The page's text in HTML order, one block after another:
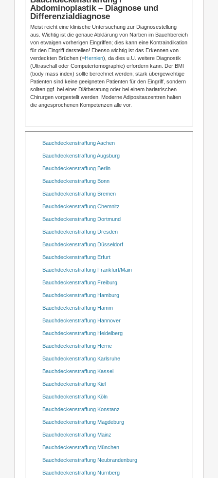
Abdominoplastik – Diagnose und
Differenzialdiagnose
Meist reicht eine klinische Untersuchung zur Diagnosestellung
aus. Wichtig ist die genaue Abklärung von Narben im Bauchbereich
von etwaigen vorherigen Eingriffen; dies kann eine Kontraindikation
für den Eingriff darstellen! Ebenso wichtig ist das Erkennen von
verdeckten Brüchen (=Hernien), da dies u.U. weitere Diagnostik
(Ultraschall oder Computertomographie) erfordern kann. Der BMI
(body mass index) sollte berechnet werden; stark übergewichtige
Patienten sind keine geeigneten Patienten für den Eingriff, sondern
sollten ggf. bei einer Diätberatung oder bei einem bariatrischen
Chirurgen vorgestellt werden. Moderne Adipositaszentren halten
die angesprochenen Kompetenzen alle vor.
Bauchdeckenstraffung Aachen
Bauchdeckenstraffung Augsburg
Bauchdeckenstraffung Berlin
Bauchdeckenstraffung Bonn
Bauchdeckenstraffung Bremen
Bauchdeckenstraffung Chemnitz
Bauchdeckenstraffung Dortmund
Bauchdeckenstraffung Dresden
Bauchdeckenstraffung Düsseldorf
Bauchdeckenstraffung Erfurt
Bauchdeckenstraffung Frankfurt/Main
Bauchdeckenstraffung Freiburg
Bauchdeckenstraffung Hamburg
Bauchdeckenstraffung Hamm
Bauchdeckenstraffung Hannover
Bauchdeckenstraffung Heidelberg
Bauchdeckenstraffung Herne
Bauchdeckenstraffung Karlsruhe
Bauchdeckenstraffung Kassel
Bauchdeckenstraffung Kiel
Bauchdeckenstraffung Köln
Bauchdeckenstraffung Konstanz
Bauchdeckenstraffung Magdeburg
Bauchdeckenstraffung Mainz
Bauchdeckenstraffung München
Bauchdeckenstraffung Neubrandenburg
Bauchdeckenstraffung Nürnberg